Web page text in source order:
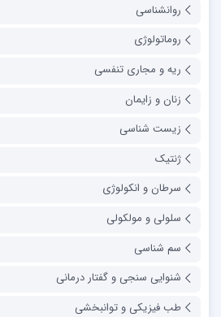
روانشناسی
روماتولوژی
ریه و مجاری تنفسی
زنان و زایمان
زیست شناسی
ژنتیک
سرطان و انکولوژی
سلولی و مولکولی
سم شناسی
شنوایی سنجی و گفتار درمانی
طب فیزیکی و توانبخشی